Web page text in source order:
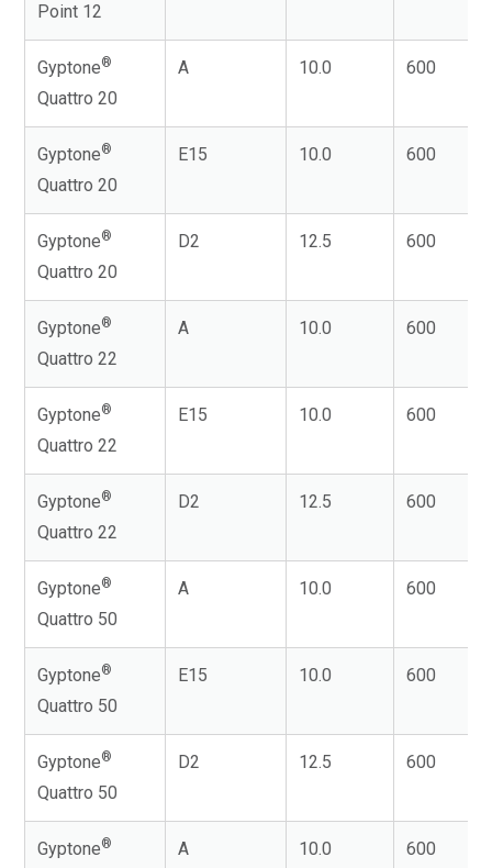
Point 12
Gyptone®
Quattro 20
A 10.0 600
Gyptone®
Quattro 20
E15 10.0 600
Gyptone®
Quattro 20
D2 12.5 600
Gyptone®
Quattro 22
A 10.0 600
Gyptone®
Quattro 22
E15 10.0 600
Gyptone®
Quattro 22
D2 12.5 600
Gyptone®
Quattro 50
A 10.0 600
Gyptone®
Quattro 50
E15 10.0 600
Gyptone®
Quattro 50
D2 12.5 600
Gyptone® A 10.0 600